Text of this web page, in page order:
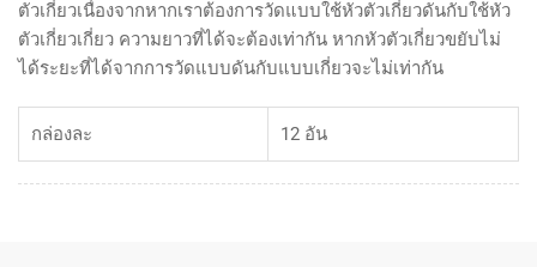
ตัวเกี่ยวเนื่องจากหากเราต้องการวัดแบบใช้หัวตัวเกี่ยวดันกับใช้หัว
ตัวเกี่ยวเกี่ยว ความยาวที่ได้จะต้องเท่ากัน หากหัวตัวเกี่ยวขยับไม่
ได้ระยะที่ได้จากการวัดแบบดันกับแบบเกี่ยวจะไม่เท่ากัน
กล่องละ 12 อัน